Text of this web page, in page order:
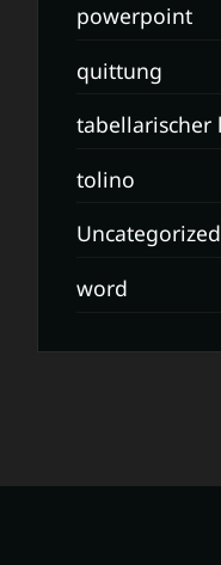
powerpoint
quittung
tabellarischer
tolino
Uncategorized
word